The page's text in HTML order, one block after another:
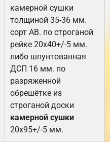
камерной сушки
толщиной 35-36 мм.
сорт АВ. по строганой
рейке 20х40+/-5 мм.
либо шпунтованная
ДСП 16 мм. по
разряженной
обрешётке из
строганой доски
камерной сушки
20х95+/-5 мм.